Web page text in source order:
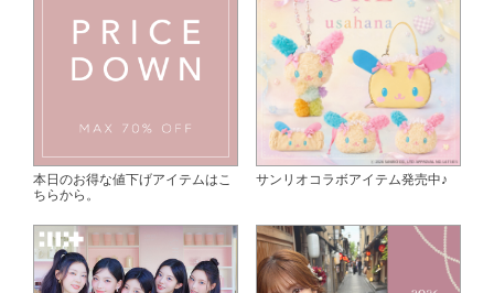
本日のお得な値下げアイテムはこ
ちらから。
サンリオコラボアイテム発売中♪